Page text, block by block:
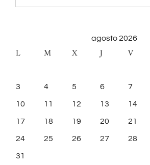
agosto 2026
L M X J V
3 4 5 6 7
10 11 12 13 14
17 18 19 20 21
24 25 26 27 28
31